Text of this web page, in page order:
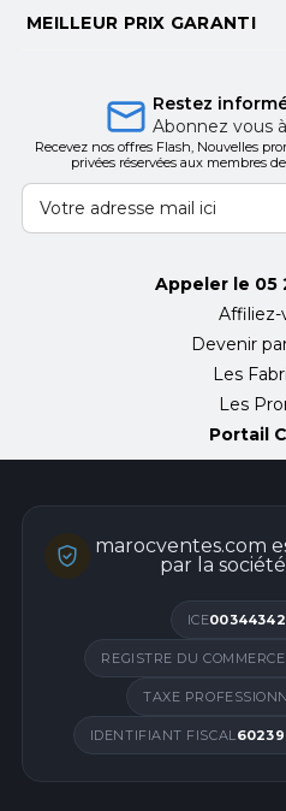
MEILLEUR PRIX GARANTI
Restez
Abonnez vous
Recevez nos offres Flash, Nouvelles
privées réservées aux membres
Appeler le 05
Affiliez-
Devenir
Les
Les
Portail
marocventes.com
par la société
ICE
REGISTRE DU COMMERCE
TAXE
IDENTIFIANT FISCAL